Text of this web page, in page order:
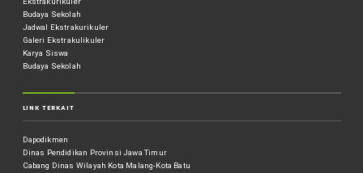
Budaya Sekolah
Jadwal Ekstrakurikuler
Galeri Ekstrakulikuler
Karya Siswa
Budaya Sekolah
LINK TERKAIT
Dapodikmen
Dinas Pendidikan Provinsi Jawa Timur
Cabang Dinas Wilayah Kota Malang-Kota Batu